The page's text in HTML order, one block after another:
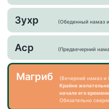
Зухр (Обеденный намаз
Аср (Предвечерний
Магриб
(Вечерний намаз и
Крайне
начале его
Обязательно